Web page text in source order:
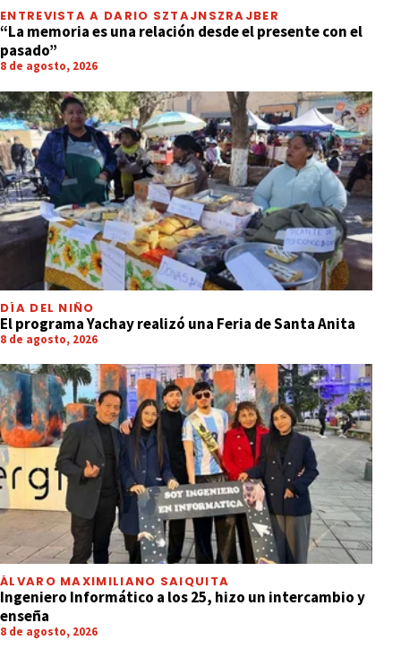
ENTREVISTA A DARIO SZTAJNSZRAJBER
“La memoria es una relación desde el presente con el
pasado”
8 de agosto, 2026
DÍA DEL NIÑO
El programa Yachay realizó una Feria de Santa Anita
8 de agosto, 2026
ÁLVARO MAXIMILIANO SAIQUITA
Ingeniero Informático a los 25, hizo un intercambio y
enseña
8 de agosto, 2026